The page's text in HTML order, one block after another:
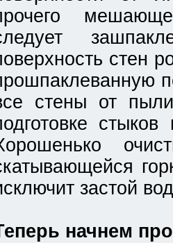
стен
стены от
застой
начнем